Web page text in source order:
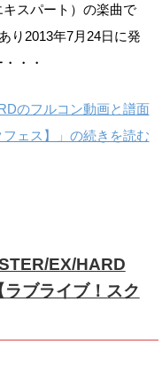
スパート）の楽曲で
り2013年7月24日に発
・・
のフルコン動画と譜面
ェス】」の続きを読む
EX/HARD
ブライブ！スク